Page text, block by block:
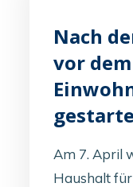
Nach
vor
Am 7. April
Haushalt